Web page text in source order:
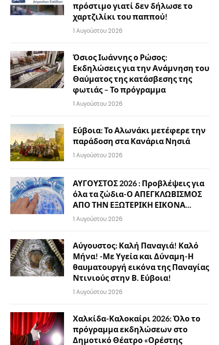
πρόστιμο γιατί δεν δήλωσε το
χαρτζιλίκι του παππού!
1 Αυγούστου 2026
Όσιος Ιωάννης ο Ρώσος:
Εκδηλώσεις για την Ανάμνηση του
Θαύματος της κατάσβεσης της
φωτιάς – Το πρόγραμμα
1 Αυγούστου 2026
Εύβοια: Το Αλωνάκι μετέφερε την
παράδοση στα Κανάρια Νησιά
1 Αυγούστου 2026
ΑΥΓΟΥΣΤΟΣ 2026 : Προβλέψεις για
όλα τα ζώδια-Ο ΑΠΕΓΚΛΩΒΙΣΜΟΣ
ΑΠΟ ΤΗΝ ΕΞΩΤΕΡΙΚΗ ΕΙΚΟΝΑ…
1 Αυγούστου 2026
Αύγουστος: Καλή Παναγιά! Καλό
Μήνα! -Με Υγεία και Δύναμη-Η
θαυματουργή εικόνα της Παναγίας
Ντινιούς στην Β. Εύβοια!
1 Αυγούστου 2026
Χαλκίδα-Καλοκαίρι 2026: Όλο το
πρόγραμμα εκδηλώσεων στο
Δημοτικό Θέατρο «Ορέστης